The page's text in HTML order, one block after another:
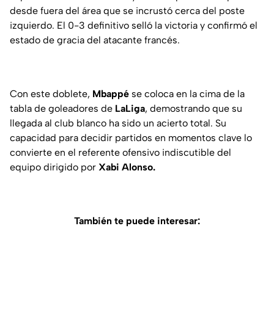
desde fuera del área que se incrustó cerca del poste
izquierdo. El 0-3 definitivo selló la victoria y confirmó el
estado de gracia del atacante francés.
Con este doblete, Mbappé se coloca en la cima de la
tabla de goleadores de LaLiga, demostrando que su
llegada al club blanco ha sido un acierto total. Su
capacidad para decidir partidos en momentos clave lo
convierte en el referente ofensivo indiscutible del
equipo dirigido por Xabi Alonso.
También te puede interesar: